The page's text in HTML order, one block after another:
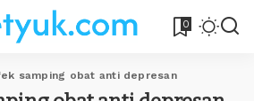
0
samping obat anti depresan